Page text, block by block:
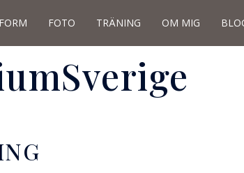
FORM FOTO TRÄNING OM MIG